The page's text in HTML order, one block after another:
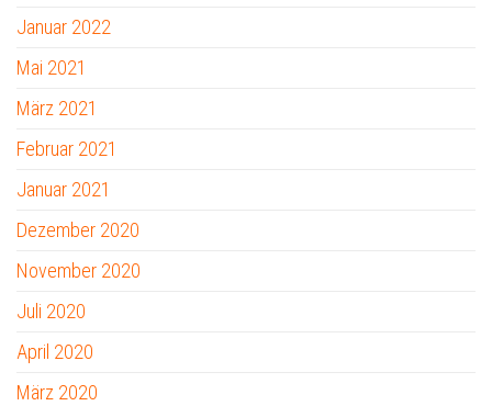
Januar 2022
Mai 2021
März 2021
Februar 2021
Januar 2021
Dezember 2020
November 2020
Juli 2020
April 2020
März 2020